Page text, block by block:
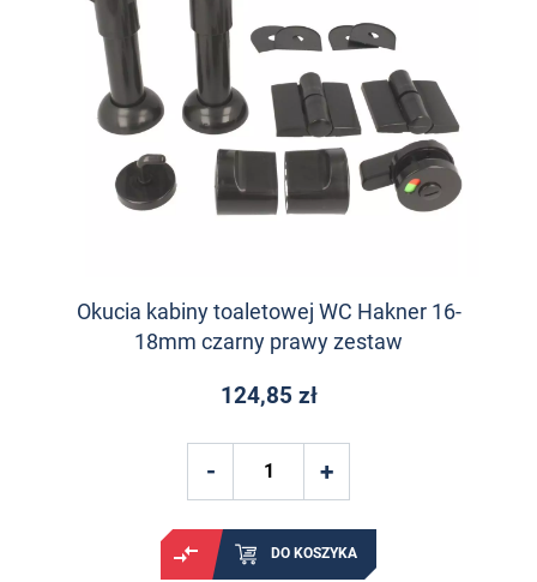
Okucia kabiny toaletowej WC Hakner 16-
18mm czarny prawy zestaw
124,85 zł
DO KOSZYKA